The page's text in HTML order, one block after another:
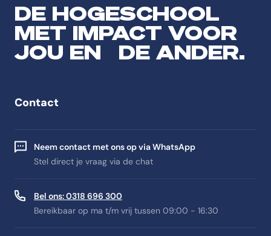
DE HOGESCHOOL
MET IMPACT VOOR
JOU EN DE ANDER.
Contact
Neem contact met ons op via WhatsApp
Stel direct je vraag via de chat
Bel ons: 0318 696 300
Bereikbaar op ma t/m vrij tussen 09:00 - 16:30